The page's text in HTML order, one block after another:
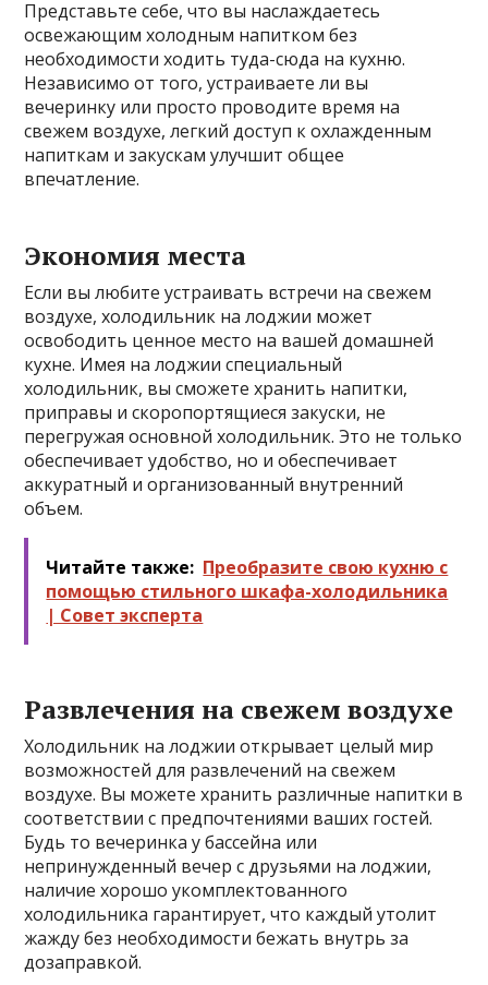
Представьте себе, что вы наслаждаетесь
освежающим холодным напитком без
необходимости ходить туда-сюда на кухню.
Независимо от того, устраиваете ли вы
вечеринку или просто проводите время на
свежем воздухе, легкий доступ к охлажденным
напиткам и закускам улучшит общее
впечатление.
Экономия места
Если вы любите устраивать встречи на свежем
воздухе, холодильник на лоджии может
освободить ценное место на вашей домашней
кухне. Имея на лоджии специальный
холодильник, вы сможете хранить напитки,
приправы и скоропортящиеся закуски, не
перегружая основной холодильник. Это не только
обеспечивает удобство, но и обеспечивает
аккуратный и организованный внутренний
объем.
Читайте также: Преобразите свою кухню с
помощью стильного шкафа-холодильника
| Совет эксперта
Развлечения на свежем воздухе
Холодильник на лоджии открывает целый мир
возможностей для развлечений на свежем
воздухе. Вы можете хранить различные напитки в
соответствии с предпочтениями ваших гостей.
Будь то вечеринка у бассейна или
непринужденный вечер с друзьями на лоджии,
наличие хорошо укомплектованного
холодильника гарантирует, что каждый утолит
жажду без необходимости бежать внутрь за
дозаправкой.